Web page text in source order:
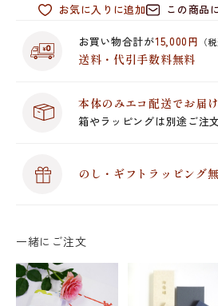
お気に入りに追加 この商品
お買い物合計が15,000円 （
送料・代引手数料無料
本体のみエコ配送でお届け
箱やラッピングは別途ご注
のし・ギフトラッピング
一緒にご注文